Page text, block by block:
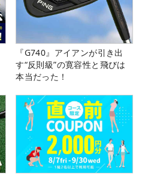
『G740』アイアンが引き出
す“反則級”の寛容性と飛びは
本当だった！